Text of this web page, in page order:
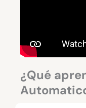
¿Qué